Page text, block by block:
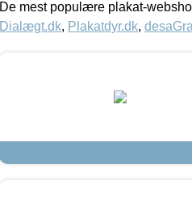
De mest populære plakat-
Dialægt.dk, Plakatdyr.dk,